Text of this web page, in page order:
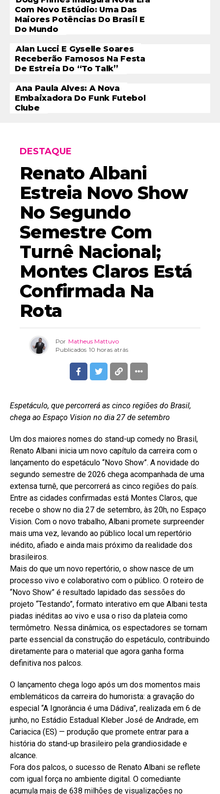
Com Novo Estúdio: Uma Das
Maiores Potências Do Brasil E
Do Mundo
Alan Lucci E Gyselle Soares
Receberão Famosos Na Festa
De Estreia Do “To Talk”
Ana Paula Alves: A Nova
Embaixadora Do Funk Futebol
Clube
DESTAQUE
Renato Albani
Estreia Novo Show
No Segundo
Semestre Com
Turnê Nacional;
Montes Claros Está
Confirmada Na
Rota
Por Matheus Mattuvo
Publicados 10 horas atrás
Espetáculo, que percorrerá as cinco regiões do Brasil,
chega ao Espaço Vision no dia 27 de setembro
Um dos maiores nomes do stand-up comedy no Brasil,
Renato Albani inicia um novo capítulo da carreira com o
lançamento do espetáculo “Novo Show”. A novidade do
segundo semestre de 2026 chega acompanhada de uma
extensa turnê, que percorrerá as cinco regiões do país.
Entre as cidades confirmadas está Montes Claros, que
recebe o show no dia 27 de setembro, às 20h, no Espaço
Vision. Com o novo trabalho, Albani promete surpreender
mais uma vez, levando ao público local um repertório
inédito, afiado e ainda mais próximo da realidade dos
brasileiros.
Mais do que um novo repertório, o show nasce de um
processo vivo e colaborativo com o público. O roteiro de
“Novo Show” é resultado lapidado das sessões do
projeto “Testando”, formato interativo em que Albani testa
piadas inéditas ao vivo e usa o riso da plateia como
termômetro. Nessa dinâmica, os espectadores se tornam
parte essencial da construção do espetáculo, contribuindo
diretamente para o material que agora ganha forma
definitiva nos palcos.
O lançamento chega logo após um dos momentos mais
emblemáticos da carreira do humorista: a gravação do
especial “A Ignorância é uma Dádiva”, realizada em 6 de
junho, no Estádio Estadual Kleber José de Andrade, em
Cariacica (ES) — produção que promete entrar para a
história do stand-up brasileiro pela grandiosidade e
alcance.
Fora dos palcos, o sucesso de Renato Albani se reflete
com igual força no ambiente digital. O comediante
acumula mais de 638 milhões de visualizações no